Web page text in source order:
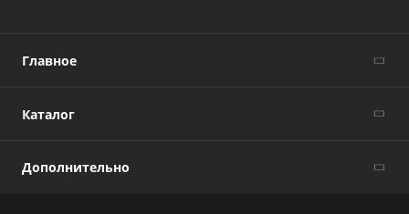
Главное
Каталог
Дополнительно